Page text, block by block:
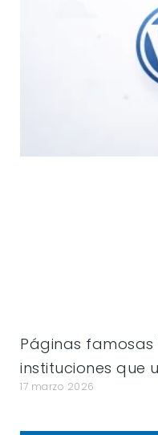
Páginas famosas
instituciones que
17 marzo 2026